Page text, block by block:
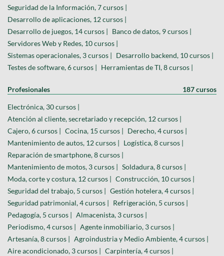
Seguridad de la Información, 7 cursos |
Desarrollo de aplicaciones, 12 cursos |
Desarrollo de juegos, 14 cursos | Banco de datos, 9 cursos |
Servidores Web y Redes, 10 cursos |
Sistemas operacionales, 3 cursos | Desarrollo backend, 10 cursos |
Testes de software, 6 cursos | Herramientas de TI, 8 cursos |
Profesionales 187 cursos
Electrónica, 30 cursos |
Atención al cliente, secretariado y recepción, 12 cursos |
Cajero, 6 cursos | Cocina, 15 cursos | Derecho, 4 cursos |
Mantenimiento de autos, 12 cursos | Logística, 8 cursos |
Reparación de smartphone, 8 cursos |
Mantenimiento de motos, 3 cursos | Soldadura, 8 cursos |
Moda, corte y costura, 12 cursos | Construcción, 10 cursos |
Seguridad del trabajo, 5 cursos | Gestión hotelera, 4 cursos |
Seguridad patrimonial, 4 cursos | Refrigeración, 5 cursos |
Pedagogía, 5 cursos | Almacenista, 3 cursos |
Periodismo, 4 cursos | Agente inmobiliario, 3 cursos |
Artesanía, 8 cursos | Agroindustria y Medio Ambiente, 4 cursos |
Aire acondicionado, 3 cursos | Carpintería, 4 cursos |